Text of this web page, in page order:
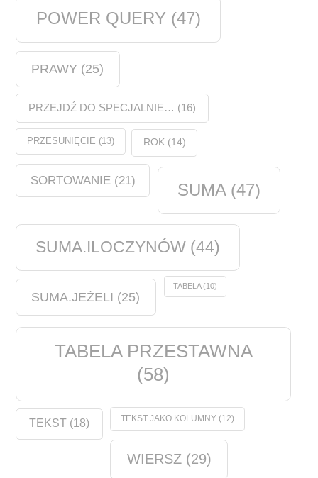
POWER QUERY (47)
PRAWY (25)
PRZEJDŹ DO SPECJALNIE… (16)
PRZESUNIĘCIE (13) ROK(14)
SORTOWANIE(21) SUMA(47)
SUMA.ILOCZYNÓW (44)
SUMA.JEŻELI (25)
TABELA(10)
TABELA PRZESTAWNA
(58)
TEKST (18) TEKST JAKO KOLUMNY(12)
WIERSZ(29)